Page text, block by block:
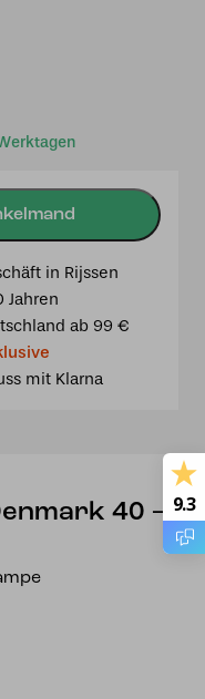
in Rijssen
Jahren
ab 99 €
mit Klarna
40 – 9.3